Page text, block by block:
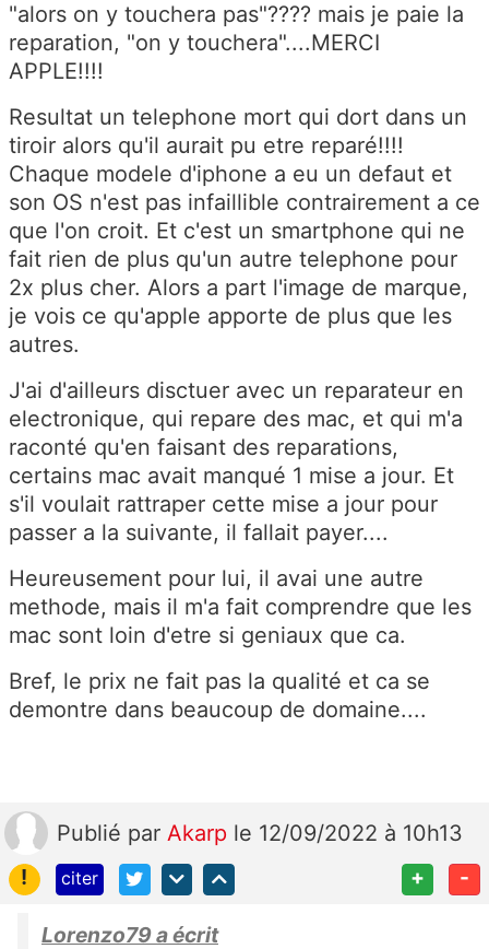
"alors on y touchera pas"???? mais je paie la
reparation, "on y touchera"....MERCI
APPLE!!!!
Resultat un telephone mort qui dort dans un
tiroir alors qu'il aurait pu etre reparé!!!!
Chaque modele d'iphone a eu un defaut et
son OS n'est pas infaillible contrairement a ce
que l'on croit. Et c'est un smartphone qui ne
fait rien de plus qu'un autre telephone pour
2x plus cher. Alors a part l'image de marque,
je vois ce qu'apple apporte de plus que les
autres.
J'ai d'ailleurs disctuer avec un reparateur en
electronique, qui repare des mac, et qui m'a
raconté qu'en faisant des reparations,
certains mac avait manqué 1 mise a jour. Et
s'il voulait rattraper cette mise a jour pour
passer a la suivante, il fallait payer....
Heureusement pour lui, il avai une autre
methode, mais il m'a fait comprendre que les
mac sont loin d'etre si geniaux que ca.
Bref, le prix ne fait pas la qualité et ca se
demontre dans beaucoup de domaine....
Publié par Akarp le 12/09/2022 à 10h13
!
citer + -
Lorenzo79 a écrit